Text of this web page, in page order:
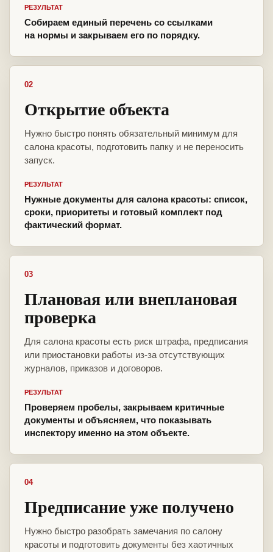
РЕЗУЛЬТАТ
Собираем единый перечень со ссылками
на нормы и закрываем его по порядку.
02
Открытие объекта
Нужно быстро понять обязательный минимум для
салона красоты, подготовить папку и не переносить
запуск.
РЕЗУЛЬТАТ
Нужные документы для салона красоты: список,
сроки, приоритеты и готовый комплект под
фактический формат.
03
Плановая или внеплановая
проверка
Для салона красоты есть риск штрафа, предписания
или приостановки работы из-за отсутствующих
журналов, приказов и договоров.
РЕЗУЛЬТАТ
Проверяем пробелы, закрываем критичные
документы и объясняем, что показывать
инспектору именно на этом объекте.
04
Предписание уже получено
Нужно быстро разобрать замечания по салону
красоты и подготовить документы без хаотичных